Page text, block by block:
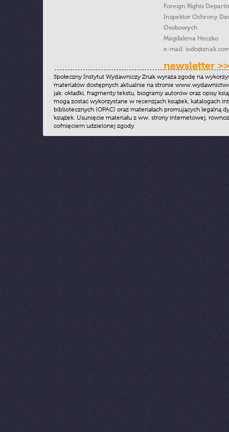
Foreign Rights
Inspektor Ochrony
Osobowych
Magdalena Heczko
e-mail:
newsletter >>
Społeczny Instytut Wydawniczy Znak wyraża zgodę na
materiałów dostępnych aktualnie na stronie
jak: okładki, fragmenty tekstu, biogramy autorów oraz opisy
mogą zostać wykorzystane w recenzjach książek, katalogach
bibliotecznych (OPAC) oraz materiałach promujących legalną
książek. Usunięcie materiału z ww. strony internetowej,
cofnięciem udzielonej zgody.